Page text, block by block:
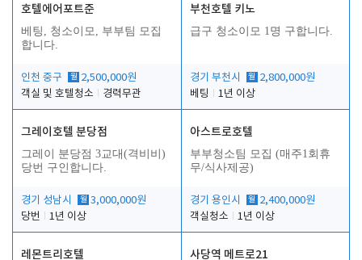
호텔에어포트준
베팅, 청소이모, 부부팀 모집
합니다.
인천 중구 월 2,500,000원
객실 및 호텔청소
경력무관
부천호텔 키노
급구 청소이모 1명 구합니다.
경기 부천시 월 2,800,000원
베팅
1년 이상
그레이호텔 분당점
그레이 분당점 3교대(격비비)
당번 구인합니다.
경기 성남시 월 3,000,000원
당번
1년 이상
아스트로호텔
부부청소팀 모집 (매주1회휴
무/식사제공)
경기 용인시 월 2,400,000원
객실청소
1년 이상
레몬트리호텔 사당역 메트로21